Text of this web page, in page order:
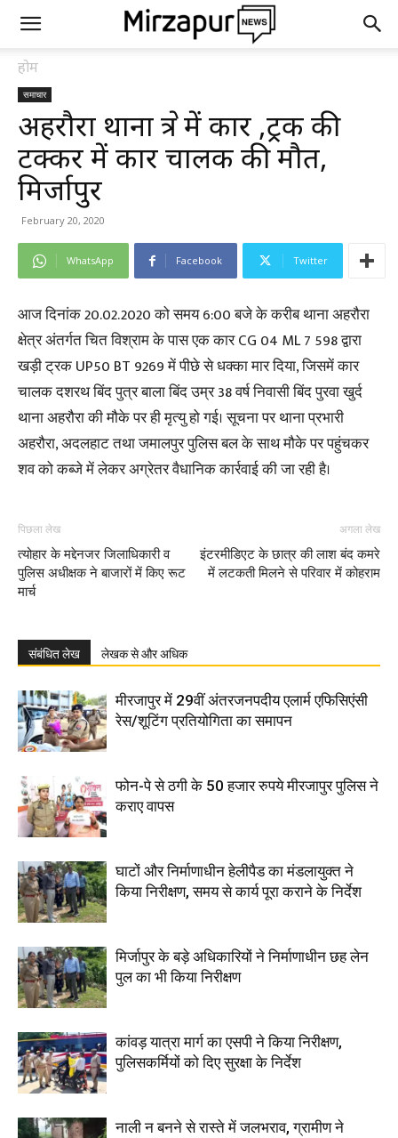
होम
समाचार
अहरौरा थाना क्षेत्र में कार ,ट्रक की
टक्कर में कार चालक की मौत,
मिर्जापुर
February 20, 2020
WhatsApp Facebook Twitter
आज दिनांक 20.02.2020 को समय 6:00 बजे के करीब थाना अहरौरा
क्षेत्र अंतर्गत चित विश्राम के पास एक कार CG 04 ML 7 598 द्वारा
खड़ी ट्रक UP50 BT 9269 में पीछे से धक्का मार दिया, जिसमें कार
चालक दशरथ बिंद पुत्र बाला बिंद उम्र 38 वर्ष निवासी बिंद पुरवा खुर्द
थाना अहरौरा की मौके पर ही मृत्यु हो गई। सूचना पर थाना प्रभारी
अहरौरा, अदलहाट तथा जमालपुर पुलिस बल के साथ मौके पर पहुंचकर
शव को कब्जे में लेकर अग्रेतर वैधानिक कार्रवाई की जा रही है।
पिछला लेख
त्योहार के मद्देनजर जिलाधिकारी व
पुलिस अधीक्षक ने बाजारों में किए रूट
मार्च
अगला लेख
इंटरमीडिएट के छात्र की लाश बंद कमरे
में लटकती मिलने से परिवार में कोहराम
संबंधित लेख लेखक से और अधिक
मीरजापुर में 29वीं अंतरजनपदीय एलार्म एफिसिएंसी
रेस/शूटिंग प्रतियोगिता का समापन
फोन-पे से ठगी के 50 हजार रुपये मीरजापुर पुलिस ने
कराए वापस
घाटों और निर्माणाधीन हेलीपैड का मंडलायुक्त ने
किया निरीक्षण, समय से कार्य पूरा कराने के निर्देश
मिर्जापुर के बड़े अधिकारियों ने निर्माणाधीन छह लेन
पुल का भी किया निरीक्षण
कांवड़ यात्रा मार्ग का एसपी ने किया निरीक्षण,
पुलिसकर्मियों को दिए सुरक्षा के निर्देश
नाली न बनने से रास्ते में जलभराव, ग्रामीण ने